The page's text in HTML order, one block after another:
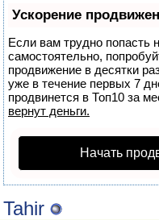
Ускорение
Если вам трудно попасть
самостоятельно,
продвижение в десятки
уже в течение первых 7
продвинется в Топ10 за
вернут деньги.
Начать
Tahir